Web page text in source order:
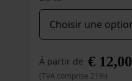
Á partir de € 12,00
(TVA comprise 21%)